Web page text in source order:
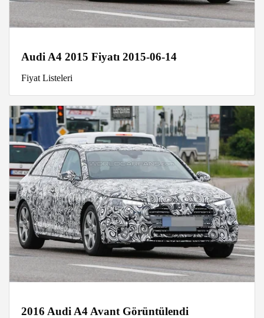
Audi A4 2015 Fiyatı 2015-06-14
Fiyat Listeleri
2016 Audi A4 Avant Görüntülendi